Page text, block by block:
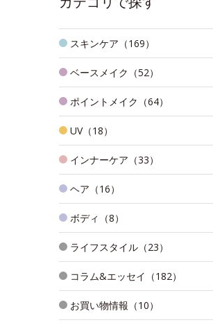
スキンケア（169）
ベースメイク（52）
ポイントメイク（64）
UV（18）
インナーケア（33）
ヘア（16）
ボディ（8）
ライフスタイル（23）
コラム&エッセイ（182）
お買い物情報（10）